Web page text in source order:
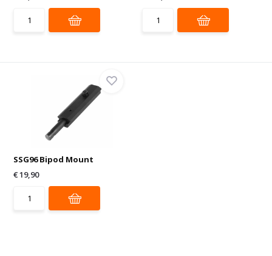
SSG96 Bipod Mount
€ 19,90